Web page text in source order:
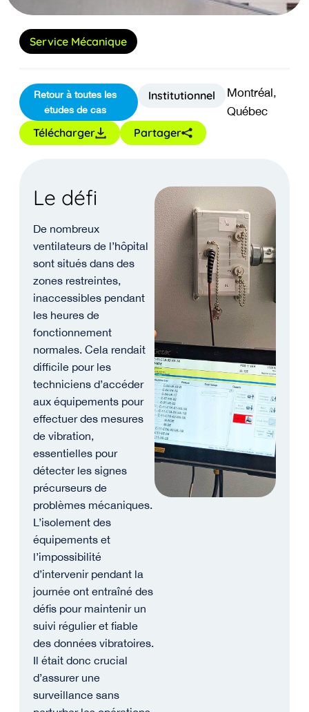
Service Mécanique
Retour à toutes les
études de cas
Institutionnel
Montréal,
Québec
Télécharger
Partager
Le défi
De nombreux
ventilateurs de l’hôpital
sont situés dans des
zones restreintes,
inaccessibles pendant
les heures de
fonctionnement
normales. Cela rendait
difficile pour les
techniciens d’accéder
aux équipements pour
effectuer des mesures
de vibration,
essentielles pour
détecter les signes
précurseurs de
problèmes mécaniques.
L’isolement des
équipements et
l’impossibilité
d’intervenir pendant la
journée ont entraîné des
défis pour maintenir un
suivi régulier et fiable
des données vibratoires.
Il était donc crucial
d’assurer une
surveillance sans